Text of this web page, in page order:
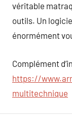
véritable
outils. Un
énormément
Complément
https://
multitechnique